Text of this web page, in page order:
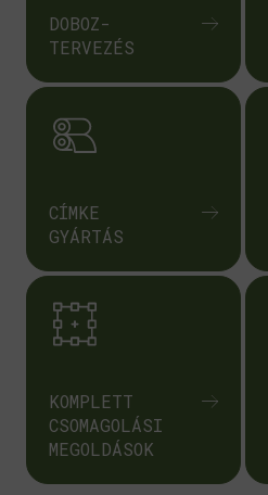
DOBOZ-
TERVEZÉS
CÍMKE
GYÁRTÁS
KOMPLETT
CSOMAGOLÁSI
MEGOLDÁSOK